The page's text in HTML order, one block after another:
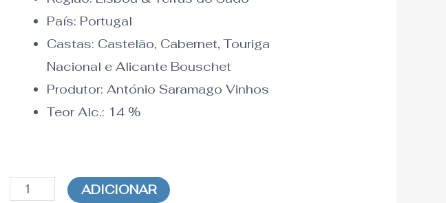
País: Portugal
Castas: Castelão, Cabernet, Touriga
Nacional e Alicante Bouschet
Produtor: António Saramago Vinhos
Teor Alc.: 14 %
ADICIONAR